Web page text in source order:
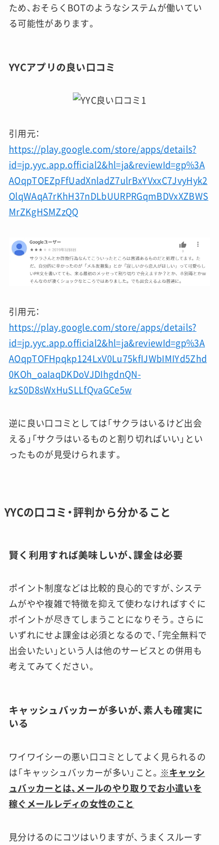
ため、おそらくBOTのようなシステムが働いてい
る可能性があります。
YYCアプリの良い口コミ
引用元：
https://play.google.com/store/apps/details?
id=jp.yyc.app.official2&hl=ja&reviewId=gp%3A
AOqpTOEZpFfUadXnladZ7ulrBxYVxxC7JvyHyk2
OlqWAqA7rKhH37nDLbUURPRGqmBDVxXZBWS
MrZKgHSMZzQQ
引用元：
https://play.google.com/store/apps/details?
id=jp.yyc.app.official2&hl=ja&reviewId=gp%3A
AOqpTOFHpqkp124LxV0Lu75kfIJWbIMIYd5Zhd
0KOh_oaIaqDKDoVJDIhgdnQN-
kzS0D8sWxHuSLLfQvaGCe5w
逆に良い口コミとしては「サクラはいるけど出会
える」「サクラはいるものと割り切ればいい」とい
ったものが見受けられます。
YYCの口コミ・評判から分かること
賢く利用すれば美味しいが、課金は必要
ポイント制度などは比較的良心的ですが、システ
ムがやや複雑で特徴を抑えて使わなければすぐに
ポイントが尽きてしまうことになりそう。さらに
いずれにせよ課金は必須となるので、「完全無料で
出会いたい」という人は他のサービスとの併用も
考えてみてください。
キャッシュバッカーが多いが、素人も確実に
いる
ワイワイシーの悪い口コミとしてよく見られるの
は「キャッシュバッカーが多い」こと。 ※キャッシ
ュバッカーとは、メールのやり取りでお小遣いを
稼ぐメールレディの女性のこと
見分けるのにコツはいりますが、うまくスルーす